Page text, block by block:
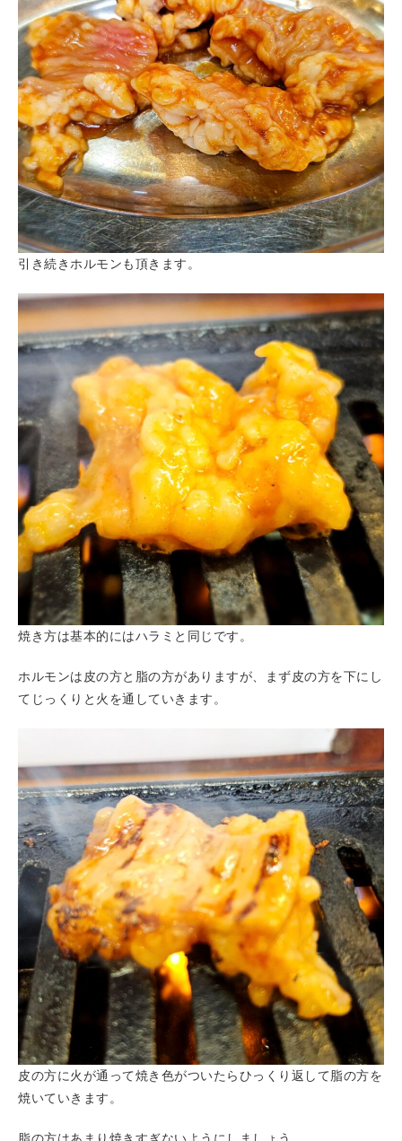
引き続きホルモンも頂きます。
焼き方は基本的にはハラミと同じです。
ホルモンは皮の方と脂の方がありますが、まず皮の方を下にし
てじっくりと火を通していきます。
皮の方に火が通って焼き色がついたらひっくり返して脂の方を
焼いていきます。